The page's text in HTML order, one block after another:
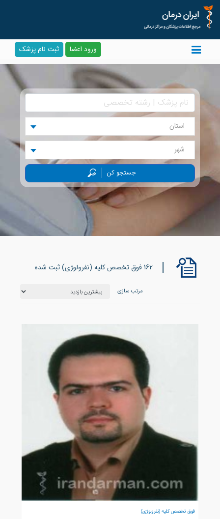
ورود اعضا ثبت نام پزشک
استان
شهر
جستجو کن
162 فوق تخصص کلیه (نفرولوژی) ثبت شده
مرتب سازی
فوق تخصص کلیه (نفرولوژی)